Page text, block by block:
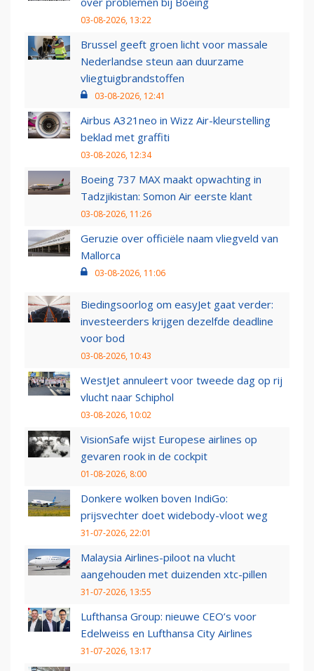
03-08-2026, 13:22
Brussel geeft groen licht voor massale
Nederlandse steun aan duurzame
vliegtuigbrandstoffen
03-08-2026, 12:41
Airbus A321neo in Wizz Air-kleurstelling
beklad met graffiti
03-08-2026, 12:34
Boeing 737 MAX maakt opwachting in
Tadzjikistan: Somon Air eerste klant
03-08-2026, 11:26
Geruzie over officiële naam vliegveld van
Mallorca
03-08-2026, 11:06
Biedingsoorlog om easyJet gaat verder:
investeerders krijgen dezelfde deadline
voor bod
03-08-2026, 10:43
WestJet annuleert voor tweede dag op rij
vlucht naar Schiphol
03-08-2026, 10:02
VisionSafe wijst Europese airlines op
gevaren rook in de cockpit
01-08-2026, 8:00
Donkere wolken boven IndiGo:
prijsvechter doet widebody-vloot weg
31-07-2026, 22:01
Malaysia Airlines-piloot na vlucht
aangehouden met duizenden xtc-pillen
31-07-2026, 13:55
Lufthansa Group: nieuwe CEO’s voor
Edelweiss en Lufthansa City Airlines
31-07-2026, 13:17